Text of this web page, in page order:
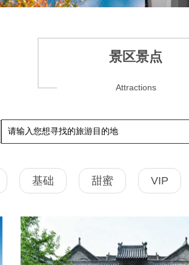
景区景点
Attractions
基础 甜蜜 VIP